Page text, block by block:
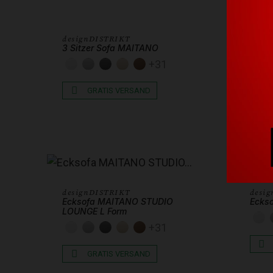
designDISTRIKT
3 Sitzer Sofa MAITANO
KUNSTLEDER WEISS
KUNSTLEDER HELLGRAU
KUNSTLEDER DUNKELGRAU
KUNSTLEDER BEIGE
KUNSTLEDER
GRATIS VERSAND
designDISTRIKT
Ecksofa MAITANO STUDIO
LOUNGE L Form
KUNSTLEDER WEISS
KUNSTLEDER HELLGRAU
KUNSTLEDER DUNKELGRAU
KUNSTLEDER BEIGE
KUNSTLEDER
GRATIS VERSAND